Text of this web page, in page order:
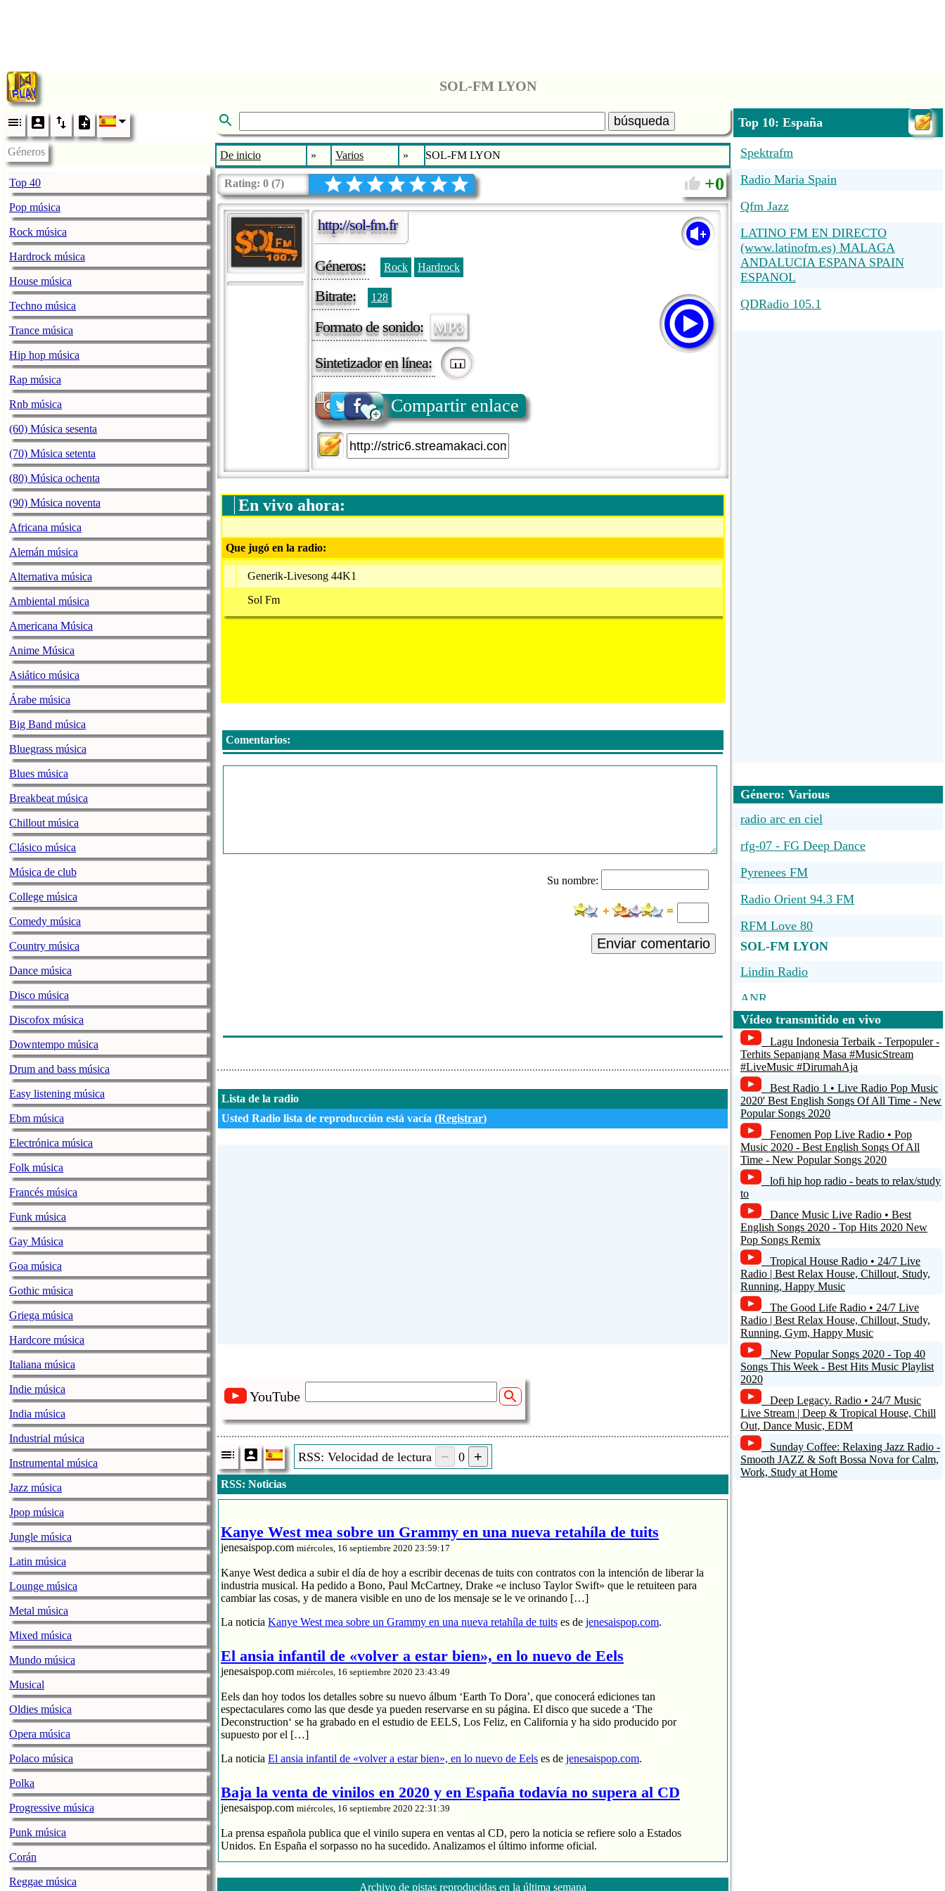
SOL-FM LYON
Géneros
Top 40
Pop música
Rock música
Hardrock música
House música
Techno música
Trance música
Hip hop música
Rap música
Rnb música
(60) Música sesenta
(70) Música setenta
(80) Música ochenta
(90) Música noventa
Africana música
Alemán música
Alternativa música
Ambiental música
Americana Música
Anime Música
Asiático música
Árabe música
Big Band música
Bluegrass música
Blues música
Breakbeat música
Chillout música
Clásico música
Música de club
College música
Comedy música
Country música
Dance música
Disco música
Discofox música
Downtempo música
Drum and bass música
Easy listening música
Ebm música
Electrónica música
Folk música
Francés música
Funk música
Gay Música
Goa música
Gothic música
Griega música
Hardcore música
Italiana música
Indie música
India música
Industrial música
Instrumental música
Jazz música
Jpop música
Jungle música
Latin música
Lounge música
Metal música
Mixed música
Mundo música
Musical
Oldies música
Opera música
Polaco música
Polka
Progressive música
Punk música
Corán
Reggae música
búsqueda
De inicio » Varios » SOL-FM LYON
Rating: 0 (7) 0
http://sol-fm.fr
Géneros: Rock Hardrock
Bitrate: 128
Formato de sonido: MP3
Sintetizador en línea:
Compartir enlace
En vivo ahora:
Que jugó en la radio:
Generik-Livesong 44K1
Sol Fm
Comentarios:
Su nombre:
Enviar comentario
Lista de la radio
Usted Radio lista de reproducción está vacía (Registrar)
YouTube
RSS: Velocidad de lectura 0
RSS: Noticias
Kanye West mea sobre un Grammy en una nueva retahíla de tuits
jenesaispop.com miércoles, 16 septiembre 2020 23:59:17
Kanye West dedica a subir el día de hoy a escribir decenas de tuits con contratos con la intención de liberar la
industria musical. Ha pedido a Bono, Paul McCartney, Drake «e incluso Taylor Swift» que le retuiteen para
cambiar las cosas, y de manera visible en uno de los mensaje se le ve orinando […]
La noticia Kanye West mea sobre un Grammy en una nueva retahíla de tuits es de jenesaispop.com.
El ansia infantil de «volver a estar bien», en lo nuevo de Eels
jenesaispop.com miércoles, 16 septiembre 2020 23:43:49
Eels dan hoy todos los detalles sobre su nuevo álbum ‘Earth To Dora’, que conocerá ediciones tan
espectaculares como las que desde ya pueden reservarse en su página. El disco que sucede a ‘The
Deconstruction‘ se ha grabado en el estudio de EELS, Los Feliz, en California y ha sido producido por
supuesto por el […]
La noticia El ansia infantil de «volver a estar bien», en lo nuevo de Eels es de jenesaispop.com.
Baja la venta de vinilos en 2020 y en España todavía no supera al CD
jenesaispop.com miércoles, 16 septiembre 2020 22:31:39
La prensa española publica que el vinilo supera en ventas al CD, pero la noticia se refiere solo a Estados
Unidos. En España el sorpasso no ha sucedido. Analizamos el último informe oficial.
El CD se hunde y divide entre 2 sus ventasArchivo de pistas reproducidas en la última semana
Top 10: España
Spektrafm
Radio Maria Spain
Qfm Jazz
LATINO FM EN DIRECTO
(www.latinofm.es) MALAGA
ANDALUCIA ESPANA SPAIN
ESPANOL
QDRadio 105.1
Género: Various
radio arc en ciel
rfg-07 - FG Deep Dance
Pyrenees FM
Radio Orient 94.3 FM
RFM Love 80
SOL-FM LYON
Lindin Radio
ANR
aac
Youradio Top 40
Youradio Movin
Vídeo transmitido en vivo
Lagu Indonesia Terbaik - Terpopuler -
Terhits Sepanjang Masa #MusicStream
#LiveMusic #DirumahAja
Best Radio 1 • Live Radio Pop Music
2020' Best English Songs Of All Time - New
Popular Songs 2020
Fenomen Pop Live Radio • Pop
Music 2020 - Best English Songs Of All
Time - New Popular Songs 2020
lofi hip hop radio - beats to relax/study
to
Dance Music Live Radio • Best
English Songs 2020 - Top Hits 2020 New
Pop Songs Remix
Tropical House Radio • 24/7 Live
Radio | Best Relax House, Chillout, Study,
Running, Happy Music
The Good Life Radio • 24/7 Live
Radio | Best Relax House, Chillout, Study,
Running, Gym, Happy Music
New Popular Songs 2020 - Top 40
Songs This Week - Best Hits Music Playlist
2020
Deep Legacy. Radio • 24/7 Music
Live Stream | Deep & Tropical House, Chill
Out, Dance Music, EDM
Sunday Coffee: Relaxing Jazz Radio -
Smooth JAZZ & Soft Bossa Nova for Calm,
Work, Study at Home